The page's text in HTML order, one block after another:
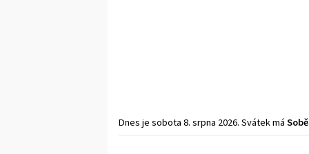
Dnes je sobota 8. srpna 2026. Svátek má